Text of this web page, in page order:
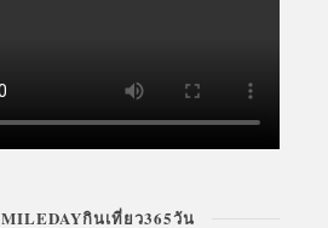
MILEDAYกินเที่ยว365วัน